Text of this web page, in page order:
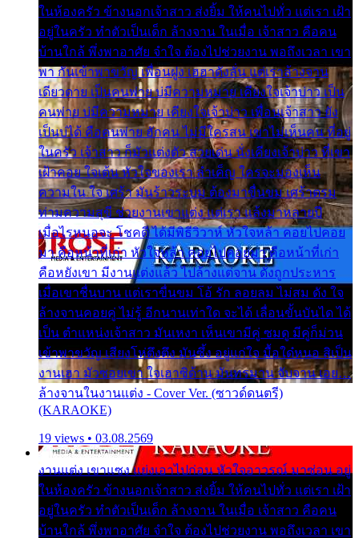
ในห้องครัว ข้างนอกเจ้าสาว ส่งยิ้ม ให้คนไปทั่ว แต่เรา เฝ้า
อยู่ในครัว ทำตัวเป็นเด็ก ล้างจาน ในเมื่อ เจ้าสาว คือคน
บ้านใกล้ พึ่งพาอาศัย จำใจ ต้องไปช่วยงาน พอถึงเวลา เขา
พา กันเข้าพาขวัญ เพื่อนฝูง เฮฮาดังลั่น แต่เราล้างจาน
เดียวดาย เป็นคนพ่าย บ่มีความหมาย เคียงใจเจ้าบ่าว เป็น
คนพ่าย บ่มีความหมาย เคียงใจเจ้าบ่าว เพื่อนเจ้าสาว ยัง
เป็นบ่ได้ คือคนพ่าย ฮักคน ไม่มีใครสน เขาไม่เห็นคน ที่อยู่
ในครัว เจ้าสาว ก็มัวแต่งตัว สวยเด่น นั่งเคียงเจ้าบ่าว ที่เขา
เฝ้าคอย ใจเต้น หัวใจของเรา ลำเค็ญ ใครจะมองเห็น
ความใน ใจ เศร้า มันร้าวระบม ต้องมาขื่นขม เศร้าตรม
ท่ามความสุขี ช่วยงานเขาแต่ง แต่เรา แล้งมาหลายปี
เมื่อไรหนอจะ โชคดี ได้มีพิธีวิวาห์ หัวใจหล้า คอยไปคอย
มา คือหน้าที่เก่า หัวใจหล้า คอยไปคอยมา คือหน้าที่เก่า
คือหยังเขา มีงานแต่งแล้ว ไปล้างแต่จาน ดั่งถูกประหาร
เมื่อเขาชื่นบาน แต่เราขื่นขม โอ้ รัก ลอยลม ไม่สม ดัง ใจ
ล้างจานคอยคู่ ไม่รู้ อีกนานเท่าใด จะได้ เลื่อนขั้นบันได ได้
เป็น ตำแหน่งเจ้าสาว มันเหงา เห็นเขามีคู่ ซมดู มีคู่ก็ม่วน
เข้าพาขวัญ เสียงโห่ตึงตึง มันซึ้ง อยู่แก่ใจ มื้อใด๋หนอ สิเป็น
งานเฮา มัวซอยเขา ใจเฮาซิด้าน มันทรมาน จับจาน เอย…
ล้างจานในงานแต่ง - Cover Ver. (ซาวด์ดนตรี)
(KARAOKE)
19 views • 03.08.2569
งานแต่ง เขาแซง แย่งเอาไปก่อน หัวใจอาวรณ์ มาซ่อน อยู่
ในห้องครัว ข้างนอกเจ้าสาว ส่งยิ้ม ให้คนไปทั่ว แต่เรา เฝ้า
อยู่ในครัว ทำตัวเป็นเด็ก ล้างจาน ในเมื่อ เจ้าสาว คือคน
บ้านใกล้ พึ่งพาอาศัย จำใจ ต้องไปช่วยงาน พอถึงเวลา เขา